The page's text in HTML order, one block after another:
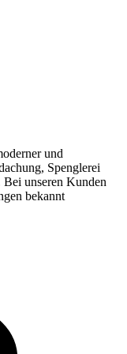
und
Spenglerei
unseren Kunden
bekannt